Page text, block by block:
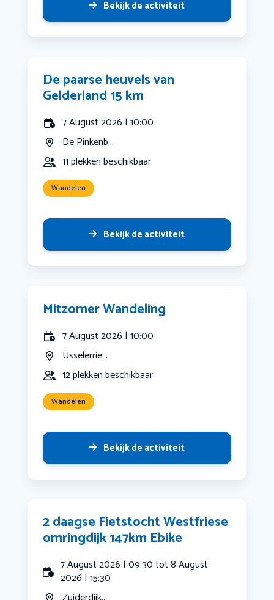
Bekijk de activiteit
De paarse heuvels van
Gelderland 15 km
7 August 2026 | 10:00
De Pinkenb...
11 plekken beschikbaar
Wandelen
Bekijk de activiteit
Mitzomer Wandeling
7 August 2026 | 10:00
Usselerrie...
12 plekken beschikbaar
Wandelen
Bekijk de activiteit
2 daagse Fietstocht Westfriese
omringdijk 147km Ebike
7 August 2026 | 09:30 tot 8 August
2026 | 15:30